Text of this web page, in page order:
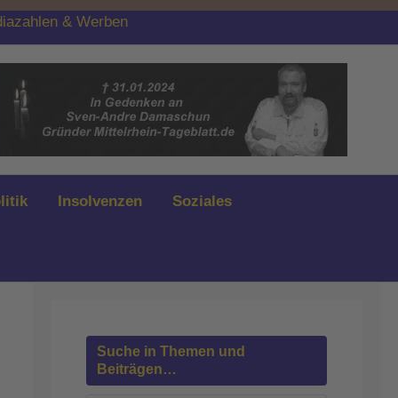
& Werben
Insolvenzen Soziales
Suche in Themen und
Beiträgen…